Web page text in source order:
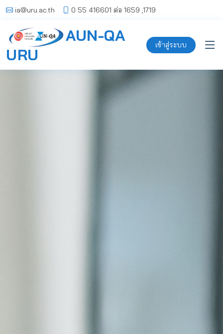
ia@uru.ac.th 0 55 416601 ต่อ 1659 ,1719
AUN-QA
URU
เข้าสู่ระบบ